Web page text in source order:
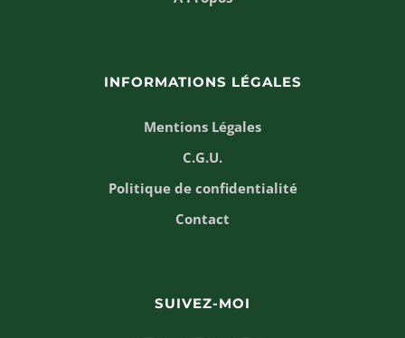
INFORMATIONS LÉGALES
Mentions Légales
C.G.U.
Politique de confidentialité
Contact
SUIVEZ-MOI